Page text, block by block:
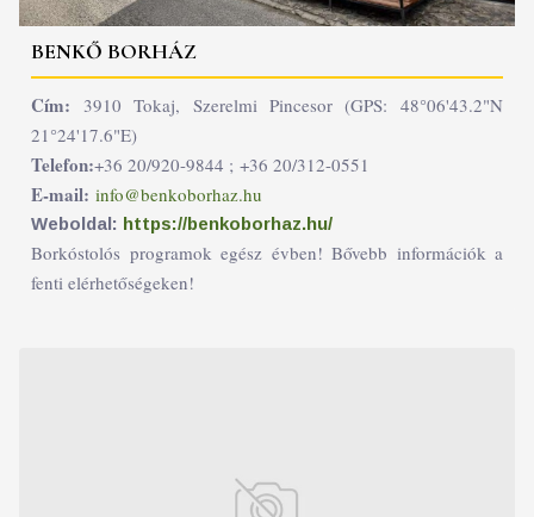
BENKŐ BORHÁZ
Cím: 3910 Tokaj, Szerelmi Pincesor (GPS: 48°06'43.2"N
21°24'17.6"E)
Telefon:+36 20/920-9844 ; +36 20/312-0551
E-mail: info@benkoborhaz.hu
Weboldal: https://benkoborhaz.hu/
Borkóstolós programok egész évben! Bővebb információk a
fenti elérhetőségeken!